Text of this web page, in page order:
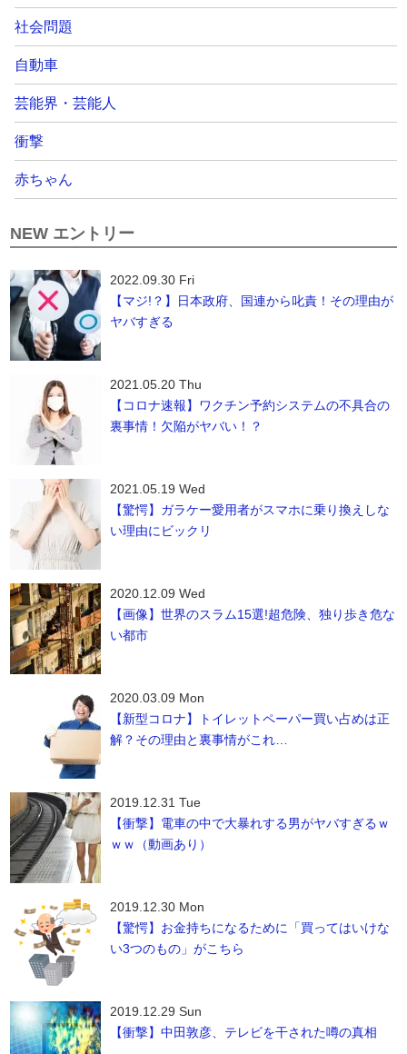
社会問題
自動車
芸能界・芸能人
衝撃
赤ちゃん
NEW エントリー
2022.09.30 Fri
【マジ!？】日本政府、国連から叱責！その理由が
ヤバすぎる
2021.05.20 Thu
【コロナ速報】ワクチン予約システムの不具合の
裏事情！欠陥がヤバい！？
2021.05.19 Wed
【驚愕】ガラケー愛用者がスマホに乗り換えしな
い理由にビックリ
2020.12.09 Wed
【画像】世界のスラム15選!超危険、独り歩き危な
い都市
2020.03.09 Mon
【新型コロナ】トイレットペーパー買い占めは正
解？その理由と裏事情がこれ…
2019.12.31 Tue
【衝撃】電車の中で大暴れする男がヤバすぎるｗ
ｗｗ（動画あり）
2019.12.30 Mon
【驚愕】お金持ちになるために「買ってはいけな
い3つのもの」がこちら
2019.12.29 Sun
【衝撃】中田敦彦、テレビを干された噂の真相